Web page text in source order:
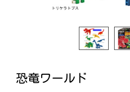
恐竜ワールド